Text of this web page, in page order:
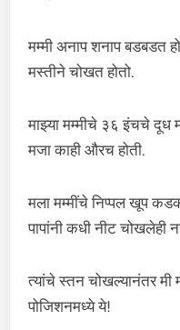
मम्मी अनाप शनाप बडबडत
मस्तीने चोखत होतो.
माझ्या मम्मीचे ३६ इंचचे दूध
मजा काही औरच होती.
मला मम्मींचे निप्पल खूप
पापांनी कधी नीट चोखलेही
त्यांचे स्तन चोखल्यानंतर
पोजिशनमध्ये ये!